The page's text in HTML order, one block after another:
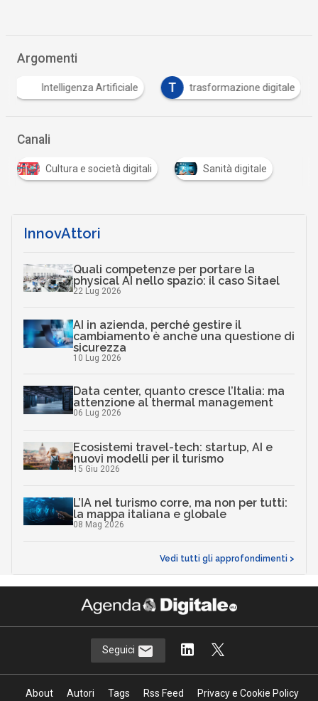
Argomenti
Intelligenza Artificiale T trasformazione digitale
Canali
Cultura e società digitali Sanità digitale
InnovAttori
Quali competenze per portare la
physical AI nello spazio: il caso Sitael
22 Lug 2026
AI in azienda, perché gestire il
cambiamento è anche una questione di
sicurezza
10 Lug 2026
Data center, quanto cresce l’Italia: ma
attenzione al thermal management
06 Lug 2026
Ecosistemi travel-tech: startup, AI e
nuovi modelli per il turismo
15 Giu 2026
L’IA nel turismo corre, ma non per tutti:
la mappa italiana e globale
08 Mag 2026
Vedi tutti gli approfondimenti >
Seguici
About Autori Tags Rss Feed
Privacy e Cookie Policy